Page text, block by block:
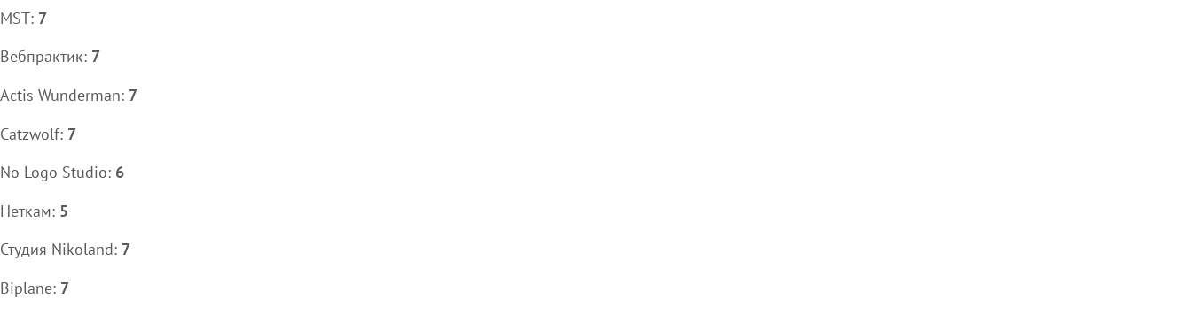
MST: 7
Вебпрактик: 7
Actis Wunderman: 7
Catzwolf: 7
No Logo Studio: 6
Неткам: 5
Студия Nikoland: 7
Biplane: 7